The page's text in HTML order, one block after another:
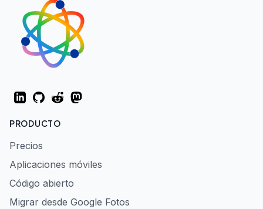
LinkedInGitHubRedditMastodon
PRODUCTO
Precios
Aplicaciones móviles
Código abierto
Migrar desde Google Fotos